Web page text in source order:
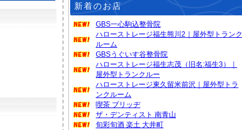
新着のお店
GBS一心駒込整骨院
ハローストレージ福生熊川2｜屋外型トランク
ルーム
GBSうぐいす谷整骨院
ハローストレージ福生志茂（旧名:福生3）｜
屋外型トランクルー
ハローストレージ東久留米前沢｜屋外型トラ
ンクルーム
喫茶 ブリッヂ
ザ・デンティスト 南青山
旬彩旬酒 楽土 大井町